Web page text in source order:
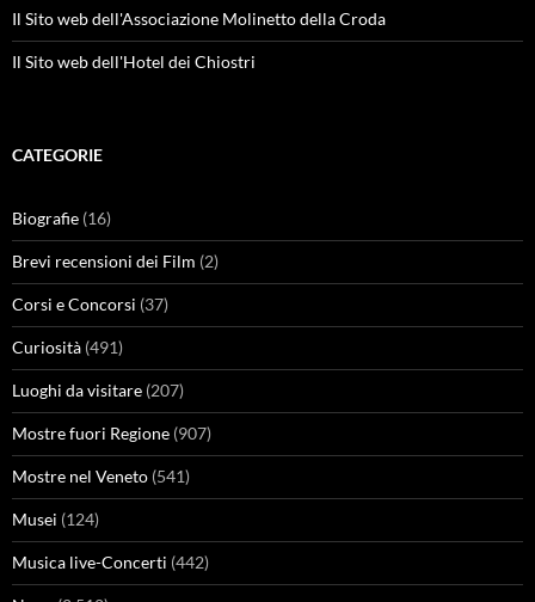
Il Sito web dell'Associazione Molinetto della Croda
Il Sito web dell'Hotel dei Chiostri
CATEGORIE
Biografie (16)
Brevi recensioni dei Film (2)
Corsi e Concorsi (37)
Curiosità (491)
Luoghi da visitare (207)
Mostre fuori Regione (907)
Mostre nel Veneto (541)
Musei (124)
Musica live-Concerti (442)